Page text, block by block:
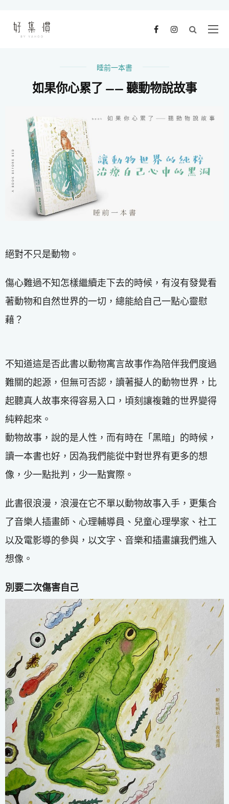
睡前一本書
如果你心累了 —— 聽動物說故事
絕對不只是動物。
傷心難過不知怎樣繼續走下去的時候，有沒有發覺看
著動物和自然世界的一切，總能給自己一點心靈慰
藉？
不知道這是否此書以動物寓言故事作為陪伴我們度過
難關的起源，但無可否認，讀著擬人的動物世界，比
起聽真人故事來得容易入口，頃刻讓複雜的世界變得
純粹起來。
動物故事，說的是人性，而有時在「黑暗」的時候，
讀一本書也好，因為我們能從中對世界有更多的想
像，少一點批判，少一點實際。
此書很浪漫，浪漫在它不單以動物故事入手，更集合
了音樂人插畫師、心理輔導員、兒童心理學家、社工
以及電影導的參與，以文字、音樂和插畫讓我們進入
想像。
別要二次傷害自己